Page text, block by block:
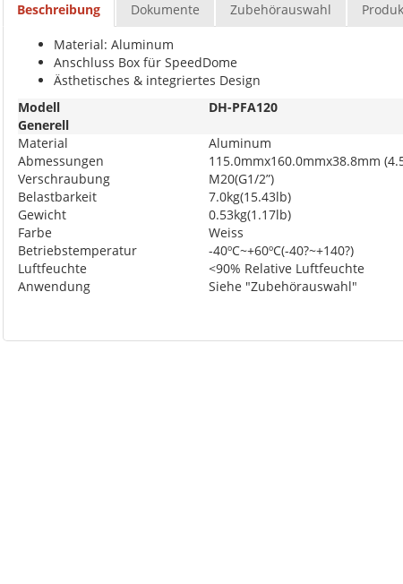
Beschreibung Dokumente Zubehörauswahl
Material: Aluminum
Anschluss Box für SpeedDome
Ästhetisches & integriertes Design
Modell
DH-PFA120
Generell
Material
Aluminum
Abmessungen
115.0mmx160.0mmx38.8mm
Verschraubung
M20(G1/2”)
Belastbarkeit
7.0kg(15.43lb)
Gewicht
0.53kg(1.17lb)
Farbe
Weiss
Betriebstemperatur
-40ºC~+60ºC(-40?~+140?)
Luftfeuchte
<90% Relative Luftfeuchte
Anwendung
Siehe "Zubehörauswahl"